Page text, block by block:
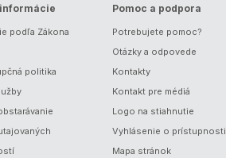
podľa Zákona
politika
Pomoc a podpora
Potrebujete pomoc?
Otázky a odpovede
Kontakty
Kontakt pre médiá
Logo na stiahnutie
Vyhlásenie o prístupnosti
Mapa stránok